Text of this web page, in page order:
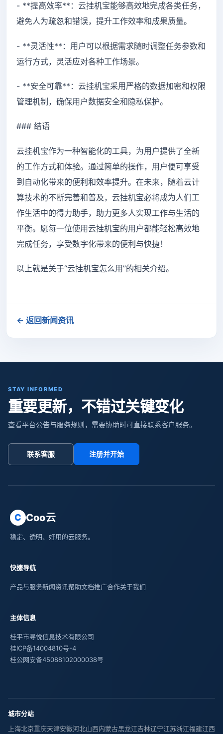
- **提高效率**：云挂机宝能够高效地完成各类任务，
避免人为疏忽和错误，提升工作效率和成果质量。
- **灵活性**：用户可以根据需求随时调整任务参数和
运行方式，灵活应对各种工作场景。
- **安全可靠**：云挂机宝采用严格的数据加密和权限
管理机制，确保用户数据安全和隐私保护。
### 结语
云挂机宝作为一种智能化的工具，为用户提供了全新
的工作方式和体验。通过简单的操作，用户便可享受
到自动化带来的便利和效率提升。在未来，随着云计
算技术的不断完善和普及，云挂机宝必将成为人们工
作生活中的得力助手，助力更多人实现工作与生活的
平衡。愿每一位使用云挂机宝的用户都能轻松高效地
完成任务，享受数字化带来的便利与快捷！
以上就是关于“云挂机宝怎么用”的相关介绍。
← 返回新闻资讯
STAY INFORMED
重要更新，不错过关键变化
查看平台公告与服务规则，需要协助时可直接联系客户服务。
联系客服 注册并开始
C Coo云
稳定、透明、好用的云服务。
快捷导航
产品与服务新闻资讯帮助文档推广合作关于我们
主体信息
桂平市寻悦信息技术有限公司
桂ICP备14004810号-4
桂公网安备45088102000038号
城市分站
上海北京重庆天津安徽河北山西内蒙古黑龙江吉林辽宁江苏浙江福建江西